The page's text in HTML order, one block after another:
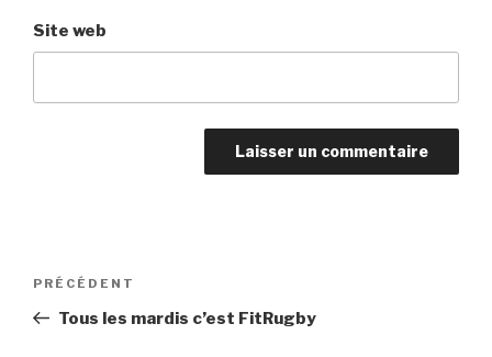
Site web
Navigation
Article
précédent
PRÉCÉDENT
Tous les mardis c’est FitRugby